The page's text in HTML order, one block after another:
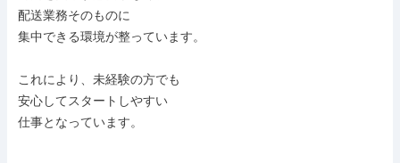
配送業務そのものに
集中できる環境が整っています。
これにより、未経験の方でも
安心してスタートしやすい
仕事となっています。